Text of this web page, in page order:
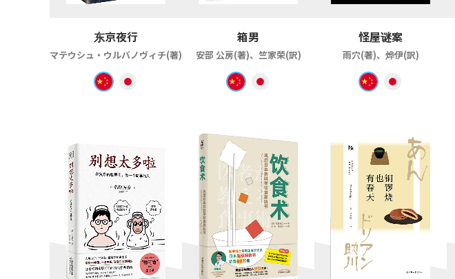
东京夜行
マテウシュ・ウルバノヴィチ(著)
箱男
安部 公房(著)、竺家荣(訳)
怪屋谜案
雨穴(著)、烨伊(訳)